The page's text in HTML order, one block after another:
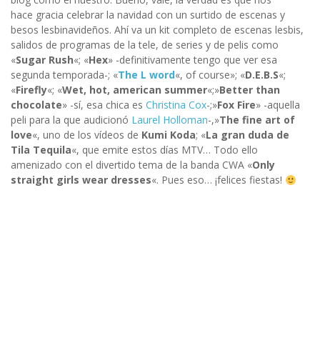
hace gracia celebrar la navidad con un surtido de escenas y
besos lesbinavideños. Ahí va un kit completo de escenas lesbis,
salidos de programas de la tele, de series y de pelis como
«Sugar Rush«; «Hex» -definitivamente tengo que ver esa
segunda temporada-; «The L word«, of course»; «D.E.B.S«;
«Firefly«; «Wet, hot, american summer«;»Better than
chocolate» -sí, esa chica es Christina Cox-;»Fox Fire» -aquella
peli para la que audicionó Laurel Holloman-,»The fine art of
love«, uno de los vídeos de Kumi Koda; «La gran duda de
Tila Tequila«, que emite estos días MTV… Todo ello
amenizado con el divertido tema de la banda CWA «Only
straight girls wear dresses«. Pues eso… ¡felices fiestas!